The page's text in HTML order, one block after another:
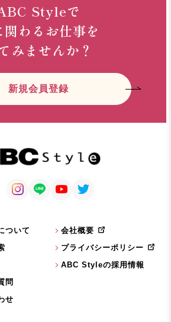
Styleで
関わるお仕事を
みませんか？
新規会員登録
ついて
問
せ
会社概要
プライバシーポリシー
ABC Styleの採用情報